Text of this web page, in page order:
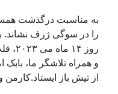
به مناسبت درگذشت
را در سوگی ژرف نشاند.
روز
و همراه تلاشگر ما،
از تپش باز ایستاد.کارمن